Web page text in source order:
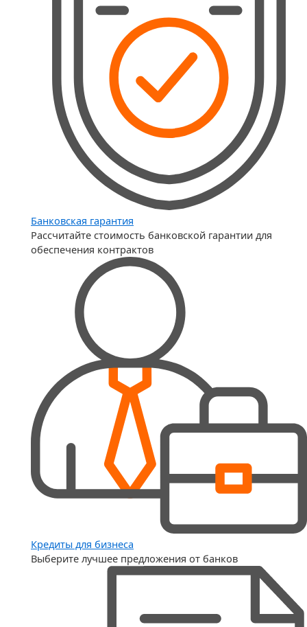
Банковская гарантия
Рассчитайте стоимость банковской гарантии для
обеспечения контрактов
Кредиты для бизнеса
Выберите лучшее предложения от банков